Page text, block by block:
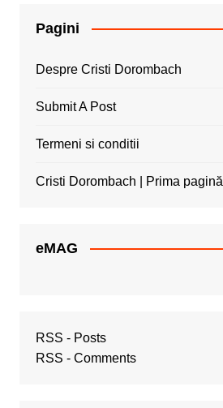
Pagini
Despre Cristi Dorombach
Submit A Post
Termeni si conditii
Cristi Dorombach | Prima pagină
eMAG
RSS - Posts
RSS - Comments